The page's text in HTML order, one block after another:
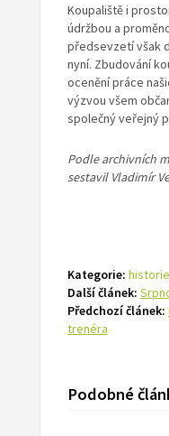
Koupaliště i
údržbou a
předsevzetí však
nyní. Zbudování
ocenění práce
výzvou všem
společný veřejný
Podle archivních
sestavil Vladimír
Kategorie: historie
Další článek:
Předchozí článek:
trenéra
Podobné